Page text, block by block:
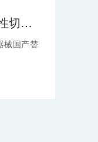
武汉耦合医学：聚焦一次性切口保护套OEM，深耕微创耗材定制代工领域
械国产替